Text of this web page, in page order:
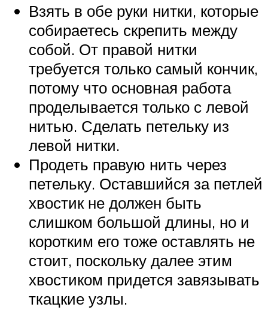
Взять в обе руки нитки, которые
собираетесь скрепить между
собой. От правой нитки
требуется только самый кончик,
потому что основная работа
проделывается только с левой
нитью. Сделать петельку из
левой нитки.
Продеть правую нить через
петельку. Оставшийся за петлей
хвостик не должен быть
слишком большой длины, но и
коротким его тоже оставлять не
стоит, поскольку далее этим
хвостиком придется завязывать
ткацкие узлы.